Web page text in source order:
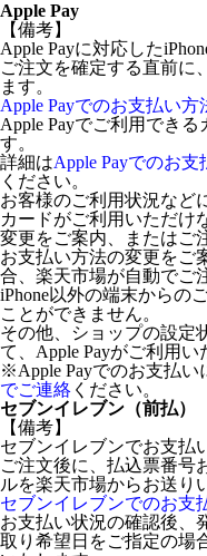
Apple Pay
【備考】
Apple Payに対応した
ご注文を確定する直前に
ます。
Apple Payでのお支払い方
Apple Payでご利用でき
す。
詳細はApple Payでのお支
ください。
お客様のご利用状況など
カードがご利用いただけ
変更をご案内、またはご
お支払い方法の変更をご
合、楽天市場が自動でご
iPhone以外の端末からの
ことができません。
その他、ショップの設定
て、Apple Payがご利用い
※Apple Payでのお支払い
でご連絡 ください。
セブンイレブン（前払）
【備考】
セブンイレブンでお支払
ご注文後に、払込票番号
ルを楽天市場からお送り
セブンイレブンでのお支
お支払い状況の確認後、
取り希望日をご指定の場